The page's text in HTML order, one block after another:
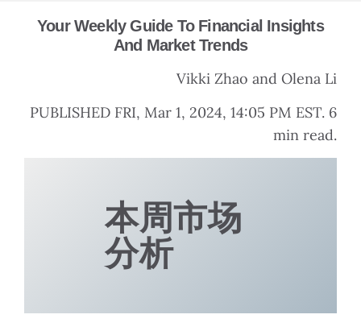
Your Weekly Guide To Financial Insights
And Market Trends
Vikki Zhao and Olena Li
PUBLISHED FRI, Mar 1, 2024, 14:05 PM EST. 6
min read.
本周市场
分析